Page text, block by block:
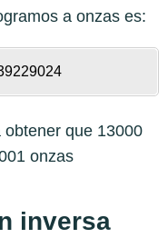
a onzas es:
que 13000
onzas
inversa